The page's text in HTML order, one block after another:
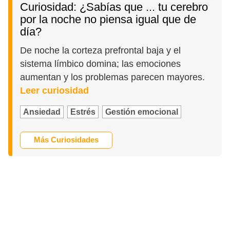
Curiosidad: ¿Sabías que ... tu cerebro
por la noche no piensa igual que de
día?
De noche la corteza prefrontal baja y el
sistema límbico domina; las emociones
aumentan y los problemas parecen mayores.
Leer curiosidad
Ansiedad Estrés Gestión emocional
Más Curiosidades